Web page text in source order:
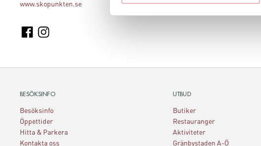
www.skopunkten.se
BESÖKSINFO
Besöksinfo
Öppettider
Hitta & Parkera
Kontakta oss
UTBUD
Butiker
Restauranger
Aktiviteter
Gränbystaden A-Ö